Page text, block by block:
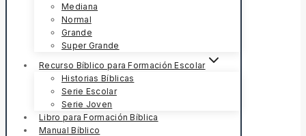
Mediana
Normal
Grande
Super Grande
Recurso Bíblico para Formación Escolar
Historias Bíblicas
Serie Escolar
Serie Joven
Libro para Formación Bíblica
Manual Bíblico